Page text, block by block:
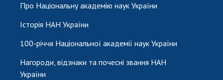
Про Національну академію наук України
Історія НАН України
100-річчя Національної академії наук України
Нагороди, відзнаки та почесні звання НАН
України